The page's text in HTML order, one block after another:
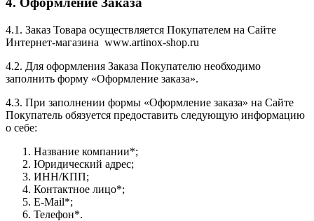
4.1. Заказ Товара осуществляется Покупателем на Сайте
Интернет-магазина www.artinox-shop.ru
4.2. Для оформления Заказа Покупателю необходимо
заполнить форму «Оформление заказа».
4.3. При заполнении формы «Оформление заказа» на Сайте
Покупатель обязуется предоставить следующую информацию
о себе:
Название компании*;
Юридический адрес;
ИНН/КПП;
Контактное лицо*;
E-Mail*;
Телефон*.